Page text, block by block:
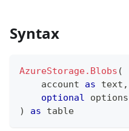
Syntax
AzureStorage.Blobs (
    account
as text ,
optional options
)
as table